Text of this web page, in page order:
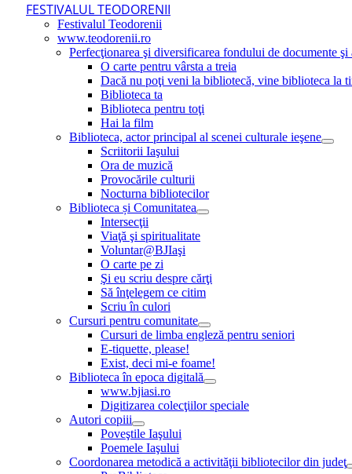
FESTIVALUL TEODORENII
Festivalul Teodorenii
www.teodorenii.ro
Perfecţionarea şi diversificarea fondului de documente
O carte pentru vârsta a treia
Dacă nu poţi veni la bibliotecă, vine biblioteca la
Biblioteca ta
Biblioteca pentru toţi
Hai la film
Biblioteca, actor principal al scenei culturale ieşene
Scriitorii Iaşului
Ora de muzică
Provocările culturii
Nocturna bibliotecilor
Biblioteca și Comunitatea
Intersecţii
Viaţă şi spiritualitate
Voluntar@BJIaşi
O carte pe zi
Şi eu scriu despre cărţi
Să înţelegem ce citim
Scriu în culori
Cursuri pentru comunitate
Cursuri de limba engleză pentru seniori
E-tiquette, please!
Exist, deci mi-e foame!
Biblioteca în epoca digitală
www.bjiasi.ro
Digitizarea colecţiilor speciale
Autori copiii
Poveştile Iaşului
Poemele Iaşului
Coordonarea metodică a activităţii bibliotecilor din judeţ